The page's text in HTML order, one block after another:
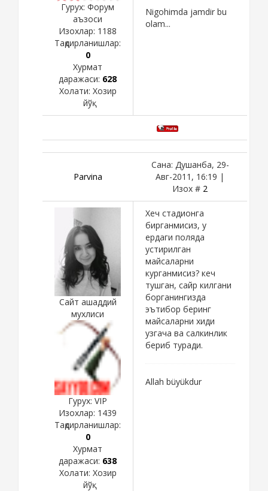
Гурух: Форум
аъзоси
Изохлар: 1188
Тақдирланишлар:
0
Хурмат
даражаси: 628
Холати: Хозир
йўқ
Nigohimda jamdir bu
olam...
Parvina
Сана: Душанба, 29-
Авг-2011, 16:19 |
Изох # 2
Сайт ашаддий
мухлиси
Гурух: VIP
Изохлар: 1439
Тақдирланишлар:
0
Хурмат
даражаси: 638
Холати: Хозир
йўқ
Хеч стадионга
бирганмисиз, у
ердаги поляда
устирилган
майсаларни
курганмисиз? кеч
тушган, сайр килгани
борганингизда
эътибор беринг
майсаларни хиди
узгача ва салкинлик
бериб туради.
Allah büyükdur